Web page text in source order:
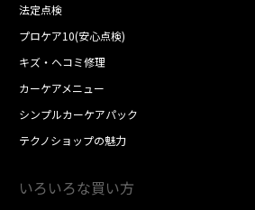
法定点検
プロケア10(安心点検)
キズ・ヘコミ修理
カーケアメニュー
シンプルカーケアパック
テクノショップの魅力
いろいろな買い方